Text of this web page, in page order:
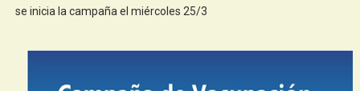
se inicia la campaña el miércoles 25/3